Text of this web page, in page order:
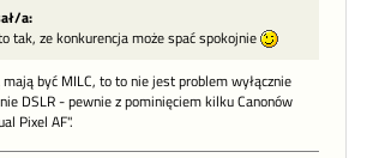
a:
tak, ze konkurencja może spać spokojnie
być MILC, to to nie jest problem wyłącznie
DSLR - pewnie z pominięciem kilku Canonów
Pixel AF".